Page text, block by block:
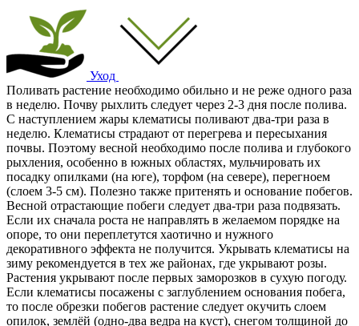
Уход
Поливать растение необходимо обильно и не реже одного раза
в неделю. Почву рыхлить следует через 2-3 дня после полива.
С наступлением жары клематисы поливают два-три раза в
неделю. Клематисы страдают от перегрева и пересыхания
почвы. Поэтому весной необходимо после полива и глубокого
рыхления, особенно в южных областях, мульчировать их
посадку опилками (на юге), торфом (на севере), перегноем
(слоем 3-5 см). Полезно также притенять и основание побегов.
Весной отрастающие побеги следует два-три раза подвязать.
Если их сначала роста не направлять в желаемом порядке на
опоре, то они переплетутся хаотично и нужного
декоративного эффекта не получится. Укрывать клематисы на
зиму рекомендуется в тех же районах, где укрывают розы.
Растения укрывают после первых заморозков в сухую погоду.
Если клематисы посажены с заглублением основания побега,
то после обрезки побегов растение следует окучить слоем
опилок, землёй (одно-два ведра на куст), снегом толщиной до